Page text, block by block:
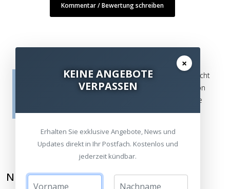
Kommentar / Bewertung schreiben
Die Bewertungen werden vor ihrer Veröffentlichung nicht
auf ihre Echtheit überprüft. Sie können daher auch von
Verbrauchern stammen, die die bewerteten Produkte
tatsächlich gar nicht erworben/genutzt haben.
NEWSLETTER ABONNIEREN
×
KEINE ANGEBOTE
VERPASSEN
Erhalten Sie exklusive Angebote, News und
Updates direkt in Ihr Postfach. Kostenlos und
jederzeit kündbar.